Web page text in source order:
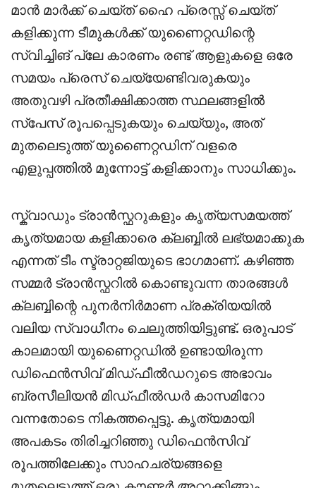
മാൻ മാർക്ക് ചെയ്ത് ഹൈ പ്രെസ്സ് ചെയ്ത്
കളിക്കുന്ന ടീമുകൾക്ക് യുണൈറ്റഡിന്റെ
സ്വിച്ചിങ് പ്ലേ കാരണം രണ്ട് ആളുകളെ ഒരേ
സമയം പ്രെസ് ചെയ്യേണ്ടിവരുകയും
അതുവഴി പ്രതീക്ഷിക്കാത്ത സ്ഥലങ്ങളിൽ
സ്പേസ് രൂപപ്പെടുകയും ചെയ്യും, അത്
മുതലെടുത്ത് യുണൈറ്റഡിന് വളരെ
എളുപ്പത്തിൽ മുന്നോട്ട് കളിക്കാനും സാധിക്കും.
സ്ക്വാഡും ട്രാൻസ്ഫറുകളും കൃത്യസമയത്ത്
കൃത്യമായ കളിക്കാരെ ക്ലബ്ബിൽ ലഭ്യമാക്കുക
എന്നത് ടീം സ്ട്രാറ്റജിയുടെ ഭാഗമാണ്. കഴിഞ്ഞ
സമ്മർ ട്രാൻസ്ഫറിൽ കൊണ്ടുവന്ന താരങ്ങൾ
ക്ലബ്ബിന്റെ പുനർനിർമാണ പ്രക്രിയയിൽ
വലിയ സ്വാധീനം ചെലുത്തിയിട്ടുണ്ട്. ഒരുപാട്
കാലമായി യുണൈറ്റഡിൽ ഉണ്ടായിരുന്ന
ഡിഫെൻസിവ് മിഡ്ഫീൽഡറുടെ അഭാവം
ബ്രസീലിയൻ മിഡ്ഫീൽഡർ കാസമിറോ
വന്നതോടെ നികത്തപ്പെട്ടു. കൃത്യമായി
അപകടം തിരിച്ചറിഞ്ഞു ഡിഫെൻസിവ്
രൂപത്തിലേക്കും സാഹചര്യങ്ങളെ